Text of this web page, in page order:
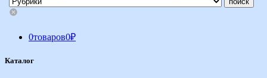
0товаров0₽
Каталог